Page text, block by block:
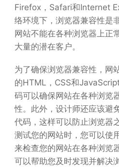
Firefox，Safari和Internet
络环境下，浏览器兼容性是
网站不能在各种浏览器上正
大量的潜在客户。
为了确保浏览器兼容性，网
的HTML，CSS和
码可以确保网站在各种浏览
性。此外，设计师还应该避
代码，这样可以防止浏览器
测试您的网站时，您可以使
来检查您的网站在各种浏览
可以帮助您及时发现并解决